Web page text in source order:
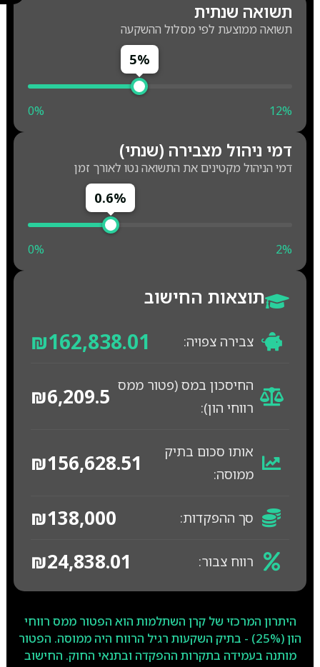
תשואה שנתית
תשואה ממוצעת לפי מסלול ההשקעה
5%
0% 12%
דמי ניהול מצבירה (שנתי)
דמי הניהול מקטינים את התשואה נטו לאורך זמן
0.6%
0% 2%
תוצאות החישוב
צבירה צפויה: ₪162,838.01
החיסכון במס (פטור ממס
רווחי הון):
₪6,209.5
אותו סכום בתיק
ממוסה:
₪156,628.51
סך ההפקדות: ₪138,000
רווח צבור: ₪24,838.01
היתרון המרכזי של קרן השתלמות הוא הפטור ממס רווחי
הון (25%) - בתיק השקעות רגיל הרווח היה ממוסה. הפטור
מותנה בעמידה בתקרות ההפקדה ובתנאי החוק. החישוב